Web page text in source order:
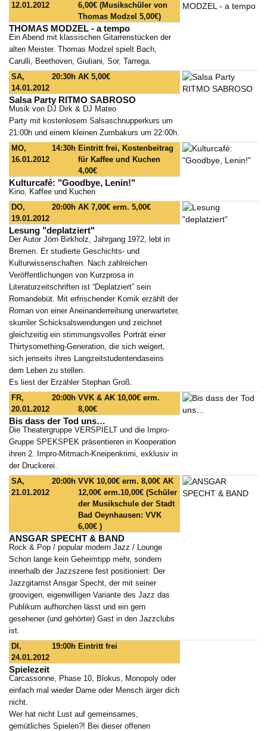
12.01.2012
6,00€ (Musikschüler von
Thomas Modzel 5,00€)
THOMAS MODZEL - a tempo
Ein Abend mit klassischen Gitarrenstücken der
alten Meister. Thomas Modzel spielt Bach,
Carulli, Beethoven, Giuliani, Sor, Tarrega.
SA,
14.01.2012
20:30h AK 5,00€
Salsa Party RITMO SABROSO
Musik von DJ Dirk & DJ Mateo
Party mit kostenlosem Salsaschnupperkurs um
21:00h und einem kleinen Zumbakurs um 22:00h.
MO,
16.01.2012
14:30h Eintritt frei, Kostenbeitrag
für Kaffee und Kuchen
4,00€
Kulturcafé: "Goodbye, Lenin!"
Kino, Kaffee und Kuchen
DO,
19.01.2012
20:00h AK 7,00€ erm. 5,00€
Lesung "deplatziert"
Der Autor Jörn Birkholz, Jahrgang 1972, lebt in
Bremen. Er studierte Geschichts- und
Kulturwissenschaften. Nach zahlreichen
Veröffentlichungen von Kurzprosa in
Literaturzeitschriften ist “Deplatziert” sein
Romandebüt. Mit erfrischender Komik erzählt der
Roman von einer Aneinanderreihung unerwarteter,
skurriler Schicksalswendungen und zeichnet
gleichzeitig ein stimmungsvolles Porträt einer
Thirtysomething-Generation, die sich weigert,
sich jenseits ihres Langzeitstudentendaseins
dem Leben zu stellen.
Es liest der Erzähler Stephan Groß.
FR,
20.01.2012
20:00h VVK & AK 10,00€ erm.
8,00€
Bis dass der Tod uns…
Die Theatergruppe VERSPIELT und die Impro-
Gruppe SPEKSPEK präsentieren in Kooperation
ihren 2. Impro-Mitmach-Kneipenkrimi, exklusiv in
der Druckerei.
SA,
21.01.2012
20:00h VVK 10,00€ erm. 8,00€ AK
12,00€ erm.10,00€ (Schüler
der Musikschule der Stadt
Bad Oeynhausen: VVK
6,00€ )
ANSGAR SPECHT & BAND
Rock & Pop / popular modern Jazz / Lounge
Schon lange kein Geheimtipp mehr, sondern
innerhalb der Jazzszene fest positioniert: Der
Jazzgitarrist Ansgar Specht, der mit seiner
groovigen, eigenwilligen Variante des Jazz das
Publikum aufhorchen lässt und ein gern
gesehener (und gehörter) Gast in den Jazzclubs
ist.
DI,
24.01.2012
19:00h Eintritt frei
Spielezeit
Carcassonne, Phase 10, Blokus, Monopoly oder
einfach mal wieder Dame oder Mensch ärger dich
nicht.
Wer hat nicht Lust auf gemeinsames,
gemütliches Spielen?! Bei dieser offenen